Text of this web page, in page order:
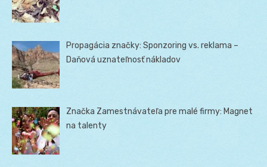
Propagácia značky: Sponzoring vs. reklama –
Daňová uznateľnosť nákladov
Značka Zamestnávateľa pre malé firmy: Magnet
na talenty